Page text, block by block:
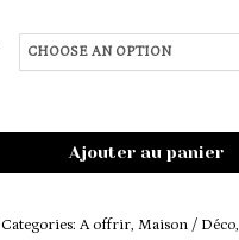
Ajouter au panier
Categories: A offrir, Maison / Déco,